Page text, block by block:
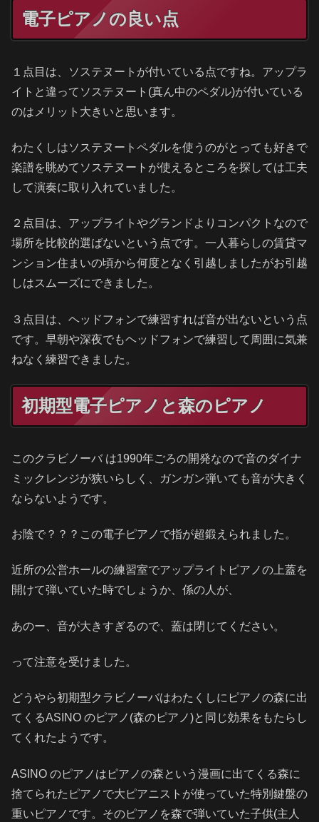
電子ピアノの良い点
１点目は、ソステヌートが付いている点ですね。アップラ
イトと違ってソステヌート(真ん中のペダル)が付いている
のはメリット大きいと思います。
わたくしはソステヌートペダルを使うのがとっても好きで
楽譜を眺めてソステヌートが使えるところを探しては工夫
して演奏に取り入れていました。
２点目は、アップライトやグランドよりコンパクトなので
場所を比較的選ばないという点です。一人暮らしの賃貸マ
ンション住まいの頃から何度となく引越しましたがお引越
しはスムーズにできました。
３点目は、ヘッドフォンで練習すれば音が出ないという点
です。早朝や深夜でもヘッドフォンで練習して周囲に気兼
ねなく練習できました。
初期型電子ピアノと森のピアノ
このクラビノーバ は1990年ごろの開発なので音のダイナ
ミックレンジが狭いらしく、ガンガン弾いても音が大きく
ならないようです。
お陰で？？？この電子ピアノで指が超鍛えられました。
近所の公営ホールの練習室でアップライトピアノの上蓋を
開けて弾いていた時でしょうか、係の人が、
あのー、音が大きすぎるので、蓋は閉じてください。
って注意を受けました。
どうやら初期型クラビノーバはわたくしにピアノの森に出
てくるASINO のピアノ(森のピアノ)と同じ効果をもたらし
てくれたようです。
ASINO のピアノはピアノの森という漫画に出てくる森に
捨てられたピアノで大ピアニストが使っていた特別鍵盤の
重いピアノです。そのピアノを森で弾いていた子供(主人